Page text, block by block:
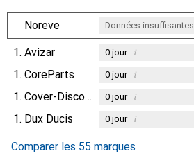
Noreve Données insuffisantes
1. Avizar 0jour i
1. CoreParts 0jour i
1. Cover-Discount 0jour i
1. Dux Ducis 0jour i
Comparer les 55 marques